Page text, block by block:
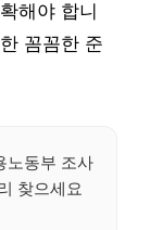
해야 합니
꼼꼼한 준
노동부 조사
찾으세요